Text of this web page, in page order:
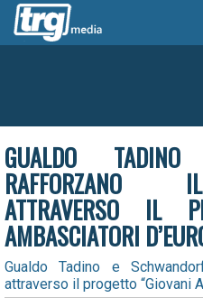
GUALDO
RAFFORZANO
ATTRAVERSO IL
AMBASCIATORI
Gualdo Tadino e
attraverso il progetto “Giovani